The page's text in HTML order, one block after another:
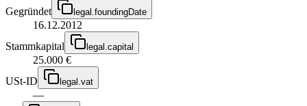
Gegründet
legal.foundingDate
16.12.2012
Stammkapital
legal.capital
25.000 €
USt-ID
legal.vat
—